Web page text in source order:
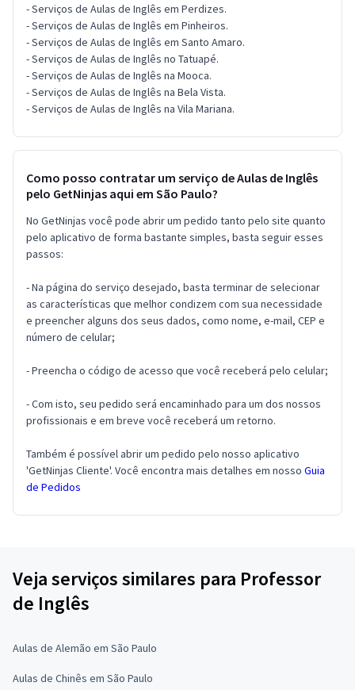
- Serviços de Aulas de Inglês em Perdizes.
- Serviços de Aulas de Inglês em Pinheiros.
- Serviços de Aulas de Inglês em Santo Amaro.
- Serviços de Aulas de Inglês no Tatuapé.
- Serviços de Aulas de Inglês na Mooca.
- Serviços de Aulas de Inglês na Bela Vista.
- Serviços de Aulas de Inglês na Vila Mariana.
Como posso contratar um serviço de Aulas de Inglês
pelo GetNinjas aqui em São Paulo?
No GetNinjas você pode abrir um pedido tanto pelo site quanto
pelo aplicativo de forma bastante simples, basta seguir esses
passos:
- Na página do serviço desejado, basta terminar de selecionar
as características que melhor condizem com sua necessidade
e preencher alguns dos seus dados, como nome, e-mail, CEP e
número de celular;
- Preencha o código de acesso que você receberá pelo celular;
- Com isto, seu pedido será encaminhado para um dos nossos
profissionais e em breve você receberá um retorno.
Também é possível abrir um pedido pelo nosso aplicativo
'GetNinjas Cliente'. Você encontra mais detalhes em nosso Guia
de Pedidos
Veja serviços similares para Professor
de Inglês
Aulas de Alemão em São Paulo
Aulas de Chinês em São Paulo